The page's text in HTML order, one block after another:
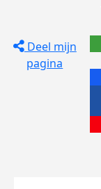
Deel mijn
pagina